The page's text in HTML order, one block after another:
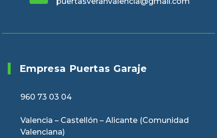
Empresa Puertas Garaje
960 73 03 04
Valencia – Castellón – Alicante (Comunidad
Valenciana)